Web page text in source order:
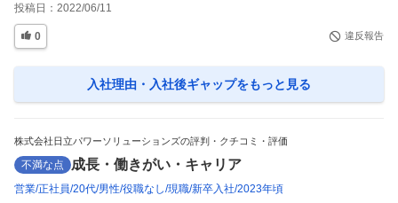
投稿日： 2022/06/11
0 違反報告
入社理由・入社後ギャップをもっと見る
株式会社日立パワーソリューションズの評判・クチコミ・評価
不満な点 成長・働きがい・キャリア
営業 正社員 20代 男性 役職なし 現職 新卒入社 2023年頃